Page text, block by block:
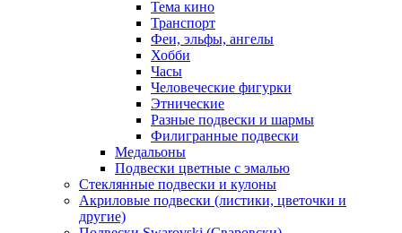
Тема кино
Транспорт
Феи, эльфы, ангелы
Хобби
Часы
Человеческие фигурки
Этнические
Разные подвески и шармы
Филигранные подвески
Медальоны
Подвески цветные с эмалью
Стеклянные подвески и кулоны
Акриловые подвески (листики, цветочки и
другие)